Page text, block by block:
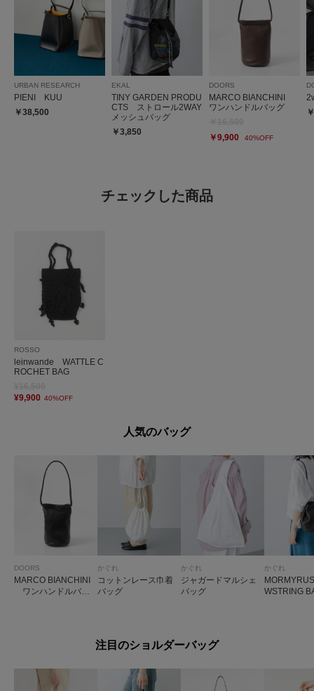
URBAN RESEARCH
PIENI KUU
￥38,500
EKAL
TINY GARDEN PRODU
CTS ストロール2WAY
メッシュバッグ
￥3,850
DOORS
MARCO BIANCHINI
ワンハンドルバッグ
￥9,900
40%OFF
チェックした商品
ROSSO
leinwande WATTLE C
ROCHET BAG
¥9,900 40%OFF
人気のバッグ
DOORS
MARCO BIANCHINI
ワンハンドルバッ
かぐれ
コットンレース巾着
バッグ
かぐれ
ジャガードマルシェ
バッグ
かぐれ
WSTRING
注目のショルダーバッグ